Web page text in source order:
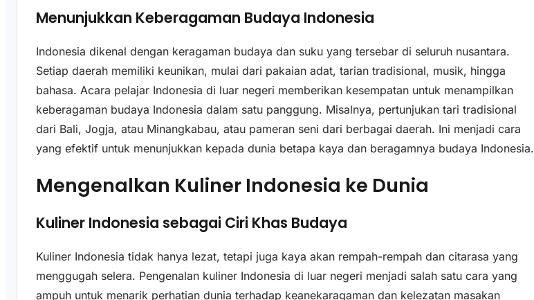
Menunjukkan Keberagaman Budaya Indonesia
Indonesia dikenal dengan keragaman budaya dan suku yang tersebar di seluruh nusantara.
Setiap daerah memiliki keunikan, mulai dari pakaian adat, tarian tradisional, musik, hingga
bahasa. Acara pelajar Indonesia di luar negeri memberikan kesempatan untuk menampilkan
keberagaman budaya Indonesia dalam satu panggung. Misalnya, pertunjukan tari tradisional
dari Bali, Jogja, atau Minangkabau, atau pameran seni dari berbagai daerah. Ini menjadi cara
yang efektif untuk menunjukkan kepada dunia betapa kaya dan beragamnya budaya Indonesia.
Mengenalkan Kuliner Indonesia ke Dunia
Kuliner Indonesia sebagai Ciri Khas Budaya
Kuliner Indonesia tidak hanya lezat, tetapi juga kaya akan rempah-rempah dan citarasa yang
menggugah selera. Pengenalan kuliner Indonesia di luar negeri menjadi salah satu cara yang
ampuh untuk menarik perhatian dunia terhadap keanekaragaman dan kelezatan masakan